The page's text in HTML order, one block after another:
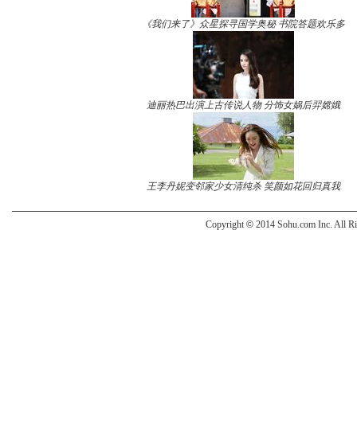
《我们来了》众星探寻国学奥秘 书院答题欢乐多
迪丽热巴出演上古传说人物 分饰女娲后羿嫦娥
王李丹妮变邻家少女清纯杀 笑颜如花回归真我
Copyright © 2014 Sohu.com Inc. All